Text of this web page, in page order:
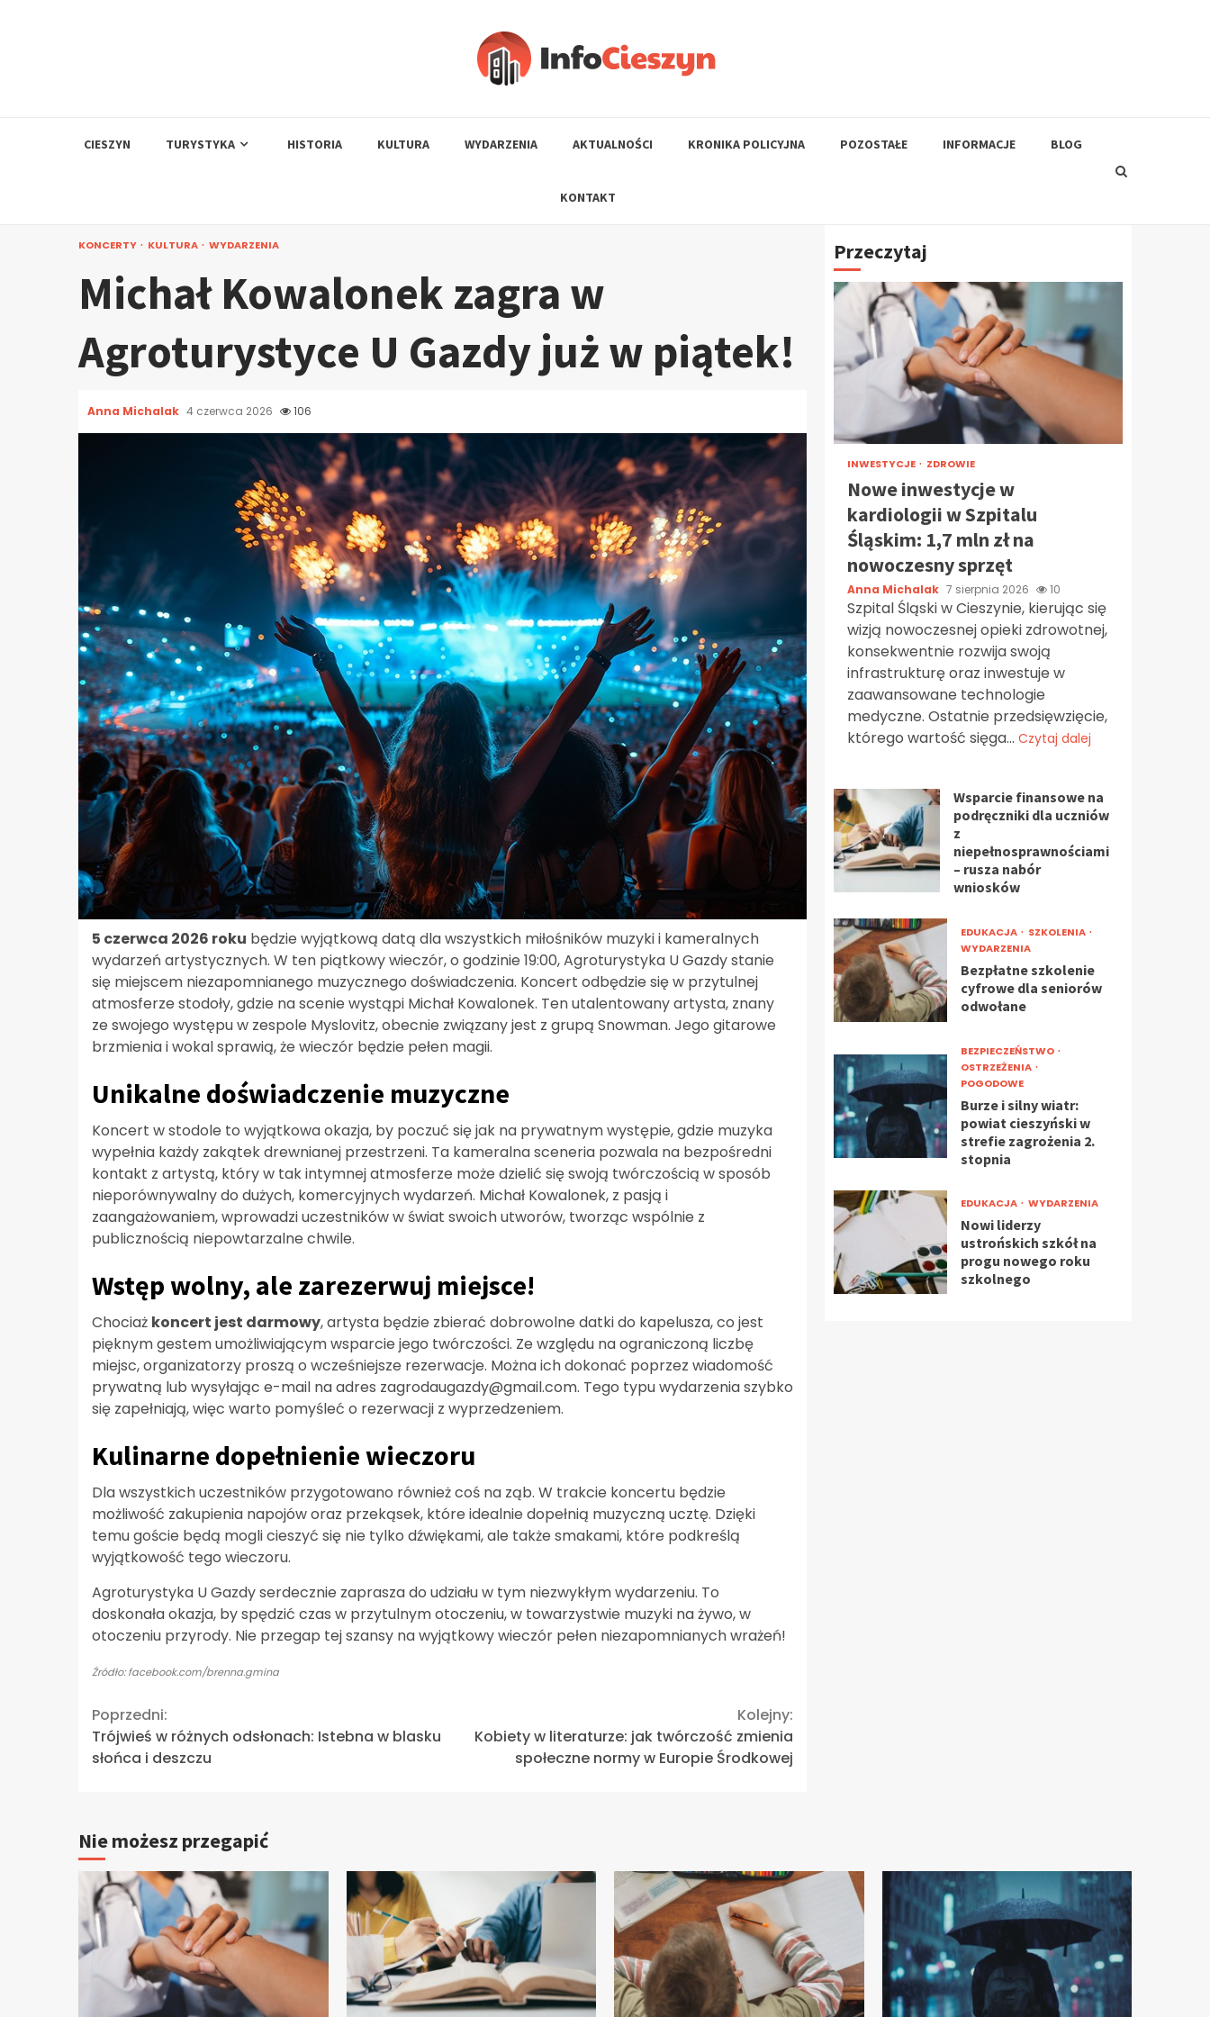
CIESZYN TURYSTYKA HISTORIA KULTURA WYDARZENIA AKTUALNOŚCI KRONIKA POLICYJNA POZOSTAŁE INFORMACJE BLOG
KONTAKT
KONCERTY KULTURA WYDARZENIA
Michał Kowalonek zagra w
Agroturystyce U Gazdy już w piątek!
Anna Michalak 4 czerwca 2026 106
5 czerwca 2026 roku będzie wyjątkową datą dla wszystkich miłośników muzyki i kameralnych
wydarzeń artystycznych. W ten piątkowy wieczór, o godzinie 19:00, Agroturystyka U Gazdy stanie
się miejscem niezapomnianego muzycznego doświadczenia. Koncert odbędzie się w przytulnej
atmosferze stodoły, gdzie na scenie wystąpi Michał Kowalonek. Ten utalentowany artysta, znany
ze swojego występu w zespole Myslovitz, obecnie związany jest z grupą Snowman. Jego gitarowe
brzmienia i wokal sprawią, że wieczór będzie pełen magii.
Unikalne doświadczenie muzyczne
Koncert w stodole to wyjątkowa okazja, by poczuć się jak na prywatnym występie, gdzie muzyka
wypełnia każdy zakątek drewnianej przestrzeni. Ta kameralna sceneria pozwala na bezpośredni
kontakt z artystą, który w tak intymnej atmosferze może dzielić się swoją twórczością w sposób
nieporównywalny do dużych, komercyjnych wydarzeń. Michał Kowalonek, z pasją i
zaangażowaniem, wprowadzi uczestników w świat swoich utworów, tworząc wspólnie z
publicznością niepowtarzalne chwile.
Wstęp wolny, ale zarezerwuj miejsce!
Chociaż koncert jest darmowy, artysta będzie zbierać dobrowolne datki do kapelusza, co jest
pięknym gestem umożliwiającym wsparcie jego twórczości. Ze względu na ograniczoną liczbę
miejsc, organizatorzy proszą o wcześniejsze rezerwacje. Można ich dokonać poprzez wiadomość
prywatną lub wysyłając e-mail na adres zagrodaugazdy@gmail.com. Tego typu wydarzenia szybko
się zapełniają, więc warto pomyśleć o rezerwacji z wyprzedzeniem.
Kulinarne dopełnienie wieczoru
Dla wszystkich uczestników przygotowano również coś na ząb. W trakcie koncertu będzie
możliwość zakupienia napojów oraz przekąsek, które idealnie dopełnią muzyczną ucztę. Dzięki
temu goście będą mogli cieszyć się nie tylko dźwiękami, ale także smakami, które podkreślą
wyjątkowość tego wieczoru.
Agroturystyka U Gazdy serdecznie zaprasza do udziału w tym niezwykłym wydarzeniu. To
doskonała okazja, by spędzić czas w przytulnym otoczeniu, w towarzystwie muzyki na żywo, w
otoczeniu przyrody. Nie przegap tej szansy na wyjątkowy wieczór pełen niezapomnianych wrażeń!
Źródło: facebook.com/brenna.gmina
Continue
Reading
Poprzedni:
Trójwieś w różnych odsłonach: Istebna w blasku
słońca i deszczu
Kolejny:
Kobiety w literaturze: jak twórczość zmienia
społeczne normy w Europie Środkowej
Przeczytaj
INWESTYCJE ZDROWIE
Nowe inwestycje w
kardiologii w Szpitalu
Śląskim: 1,7 mln zł na
nowoczesny sprzęt
Anna Michalak 7 sierpnia 2026 10
Szpital Śląski w Cieszynie, kierując się
wizją nowoczesnej opieki zdrowotnej,
konsekwentnie rozwija swoją
infrastrukturę oraz inwestuje w
zaawansowane technologie
medyczne. Ostatnie przedsięwzięcie,
którego wartość sięga... Czytaj dalej
Wsparcie finansowe na
podręczniki dla uczniów
z
niepełnosprawnościami
– rusza nabór
wniosków
EDUKACJA
SZKOLENIA
WYDARZENIA
Bezpłatne szkolenie
cyfrowe dla seniorów
odwołane
BEZPIECZEŃSTWO
OSTRZEŻENIA
POGODOWE
Burze i silny wiatr:
powiat cieszyński w
strefie zagrożenia 2.
stopnia
EDUKACJA WYDARZENIA
Nowi liderzy
ustrońskich szkół na
progu nowego roku
szkolnego
Nie możesz przegapić